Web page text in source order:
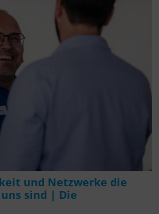
und Netzwerke die
sind | Die